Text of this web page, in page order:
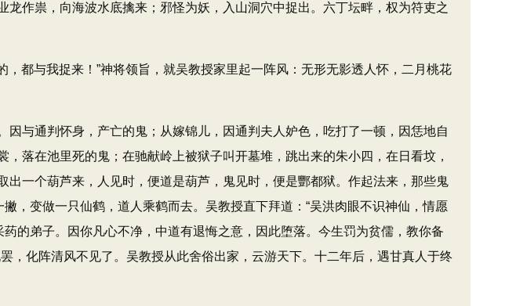
作祟，向海波水底擒来；邪怪为妖，入山洞穴中捉出。六丁坛畔，权为符吏之
都与我捉来！”神将领旨，就吴教授家里起一阵风：无形无影透人怀，二月桃花
通判怀身，产亡的鬼；从嫁锦儿，因通判夫人妒色，吃打了一顿，因恁地自
落在池里死的鬼；在驰献岭上被狱子叫开墓堆，跳出来的朱小四，在日看坟，
一个葫芦来，人见时，便道是葫芦，鬼见时，便是酆都狱。作起法来，那些鬼
，变做一只仙鹤，道人乘鹤而去。吴教授直下拜道：​“吴洪肉眼不识神仙，情愿
的弟子。因你凡心不净，中道有退悔之意，因此堕落。今生罚为贫儒，教你备
，化阵清风不见了。吴教授从此舍俗出家，云游天下。十二年后，遇甘真人于终